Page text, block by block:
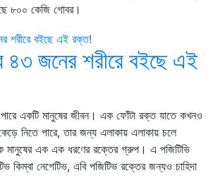
৮০০ কেজি গোবর।
৪৩ জনের শরীরে বইছে এই
একটি মানুষের জীবন। এক ফোঁটা রক্ত যাতে কখনও
নিতে পারে, তার জন্য এলাকায় এলাকায় চলে
মানুষের এক এক ধরণের রক্তের গ্রুপ। এ পজিটিভি
কিম্বা নেগেটিভ, এবি পজিটিভ রক্তের জন্যও চাহিদা